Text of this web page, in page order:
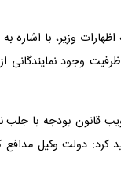
وزیر، با اشاره
وجود نمایندگانی
قانون بودجه با جلب
دولت وکیل مدافع